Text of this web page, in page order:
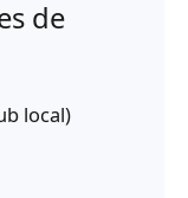
de
local)